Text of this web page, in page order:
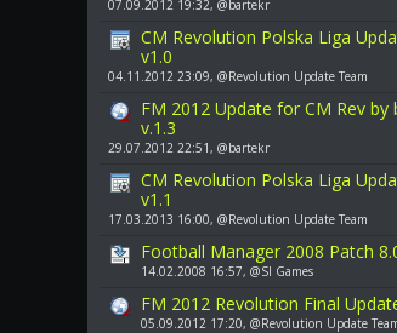
07.09.2012 19:32, @bartekr
CM Revolution Polska Liga
v1.0
04.11.2012 23:09, @Revolution Update Team
FM 2012 Update for CM Rev by
v.1.3
29.07.2012 22:51, @bartekr
CM Revolution Polska Liga
v1.1
17.03.2013 16:00, @Revolution Update Team
Football Manager 2008 Patch
14.02.2008 16:57, @SI Games
FM 2012 Revolution Final
05.09.2012 17:20, @Revolution Update